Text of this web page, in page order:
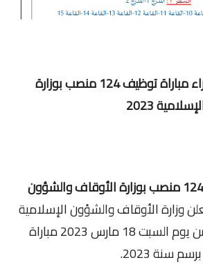
لوائح المدعوين لإجراء مباراة توظيف 124 منصب بوزارة
2023
نتائج مباراة توظيف 124 منصب بوزارة الأوقاف والشؤون
وزارة الأوقاف والشؤون الإسلامية
أنها ستنظم ابتداء من يوم السبت 18 مارس 2023 مباراة